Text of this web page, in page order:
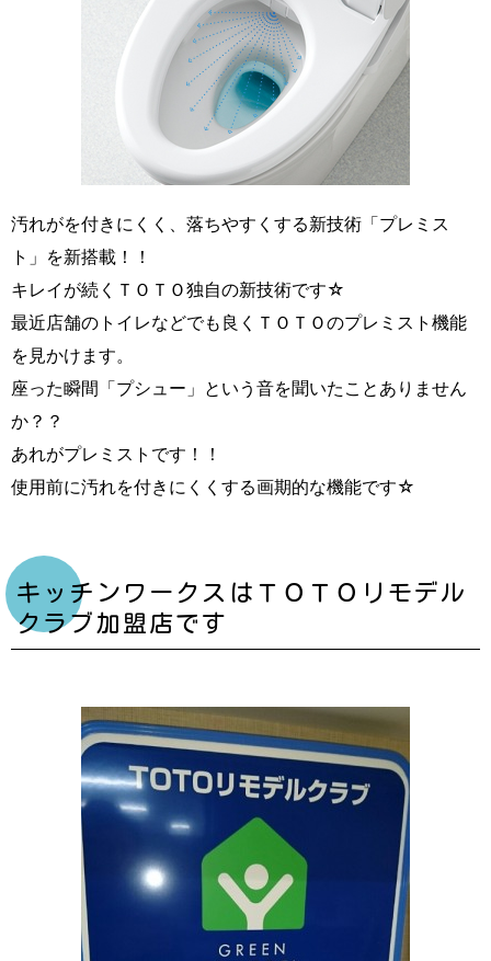
汚れがを付きにくく、落ちやすくする新技術「プレミス
ト」を新搭載！！
キレイが続くＴＯＴＯ独自の新技術です☆
最近店舗のトイレなどでも良くＴＯＴＯのプレミスト機能
を見かけます。
座った瞬間「プシュー」という音を聞いたことありません
か？？
あれがプレミストです！！
使用前に汚れを付きにくくする画期的な機能です☆
キッチンワークスはＴＯＴＯリモデル
クラブ加盟店です